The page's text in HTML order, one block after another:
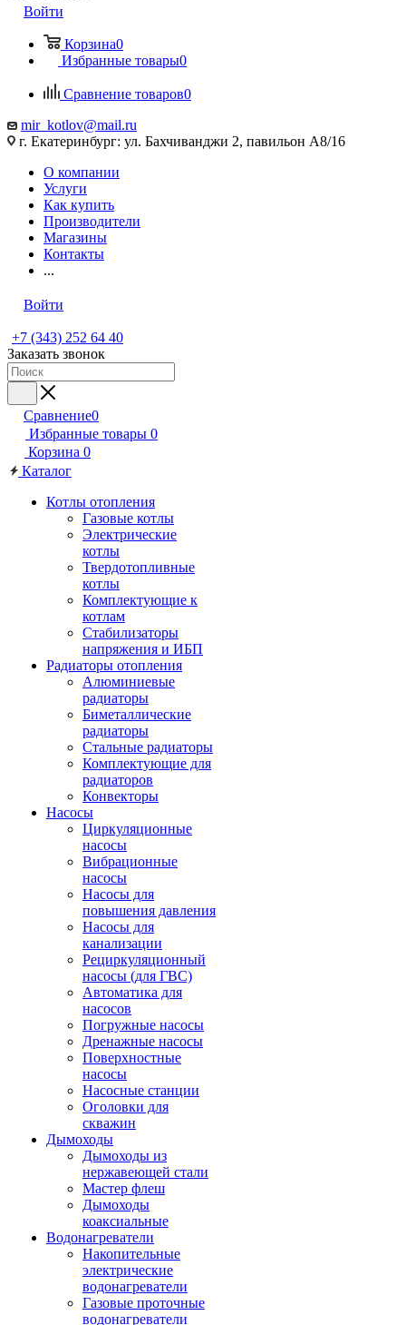
Войти
Корзина0
Избранные товары0
Сравнение товаров0
mir_kotlov@mail.ru
г. Екатеринбург: ул. Бахчиванджи 2, павильон А8/16
О компании
Услуги
Как купить
Производители
Магазины
Контакты
...
Войти
+7 (343) 252 64 40
Заказать звонок
Сравнение0
Избранные товары 0
Корзина 0
Каталог
Котлы отопления
Газовые котлы
Электрические
котлы
Твердотопливные
котлы
Комплектующие к
котлам
Стабилизаторы
напряжения и ИБП
Радиаторы отопления
Алюминиевые
радиаторы
Биметаллические
радиаторы
Стальные радиаторы
Комплектующие для
радиаторов
Конвекторы
Насосы
Циркуляционные
насосы
Вибрационные
насосы
Насосы для
повышения давления
Насосы для
канализации
Рециркуляционный
насосы (для ГВС)
Автоматика для
насосов
Погружные насосы
Дренажные насосы
Поверхностные
насосы
Насосные станции
Оголовки для
скважин
Дымоходы
Дымоходы из
нержавеющей стали
Мастер флеш
Дымоходы
коаксиальные
Водонагреватели
Накопительные
электрические
водонагреватели
Газовые проточные
водонагреватели